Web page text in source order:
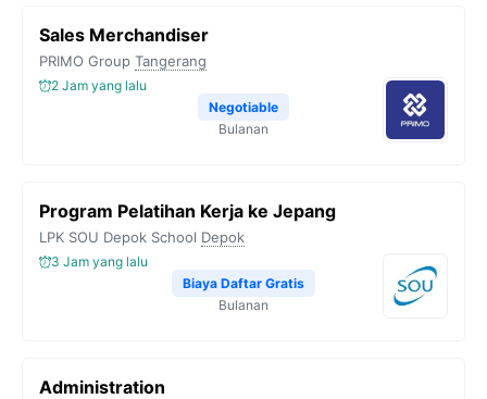
Sales Merchandiser
PRIMO Group Tangerang
2 Jam yang lalu
Negotiable
Bulanan
Program Pelatihan Kerja ke Jepang
LPK SOU Depok School Depok
3 Jam yang lalu
Biaya Daftar Gratis
Bulanan
Administration